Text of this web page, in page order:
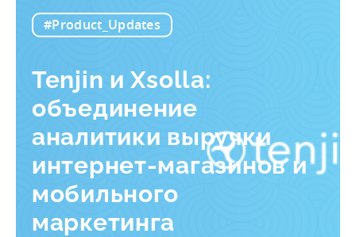
#Product_Updates
Tenjin и Xsolla:
объединение
аналитики выручки
интернет-магазинов и
мобильного
маркетинга